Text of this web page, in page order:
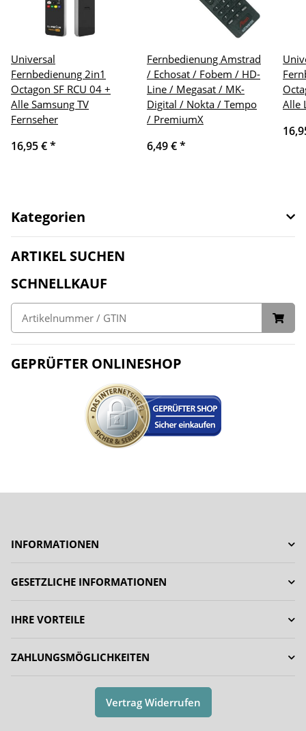
Universal
Fernbedienung 2in1
Octagon SF RCU 04 +
Alle Samsung TV
Fernseher
16,95 €*
Fernbedienung Amstrad
/ Echosat / Fobem / HD-
Line / Megasat / MK-
Digital / Nokta / Tempo
/ PremiumX
6,49 €*
Alle
Kategorien
ARTIKEL SUCHEN
SCHNELLKAUF
GEPRÜFTER ONLINESHOP
INFORMATIONEN
GESETZLICHE INFORMATIONEN
IHRE VORTEILE
ZAHLUNGSMÖGLICHKEITEN
Vertrag Widerrufen